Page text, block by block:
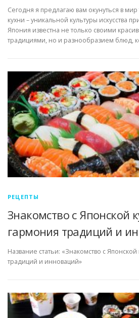
Сегодня я предлагаю вам окунуться в
кухни – уникальной культуры искусства
Япония известна не только своими
традициями, но и разнообразием блюд,
РЕЦЕПТЫ
Знакомство с Японской
гармония традиций и
Название статьи: «Знакомство с
традиций и инноваций»